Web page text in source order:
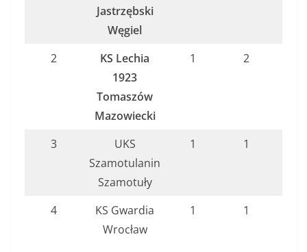
Jastrzębski
Węgiel
2
KS Lechia
1923
Tomaszów
Mazowiecki
1 2
3
UKS
Szamotulanin
Szamotuły
1 1
4
KS Gwardia
Wrocław
1 1